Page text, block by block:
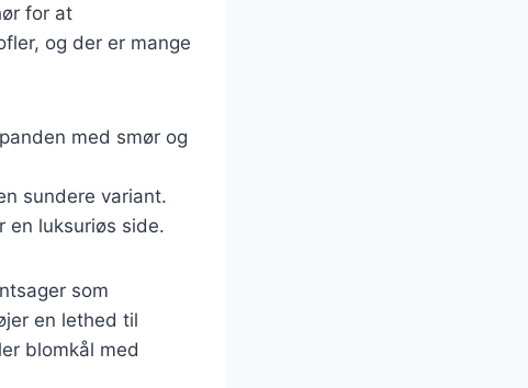
for at
og der er mange
med smør og
sundere variant.
en luksuriøs side.
som
en lethed til
blomkål med